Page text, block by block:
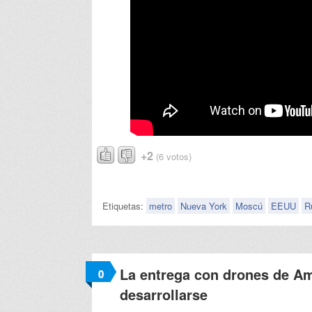
+2 (6 votos)
Etiquetas: metro Nueva York Moscú EEUU
0
La entrega con drones de
desarrollarse